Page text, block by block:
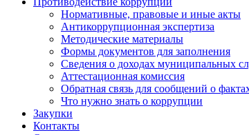
Нормативные, правовые и иные акты
Антикоррупционная экспертиза
Методические материалы
Формы документов для заполнения
Сведения о доходах муниципальных
Аттестационная комиссия
Обратная связь для сообщений о
Что нужно знать о коррупции
Закупки
Контакты